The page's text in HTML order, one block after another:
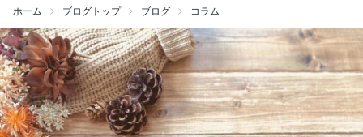
ホーム ブログトップ ブログ コラム